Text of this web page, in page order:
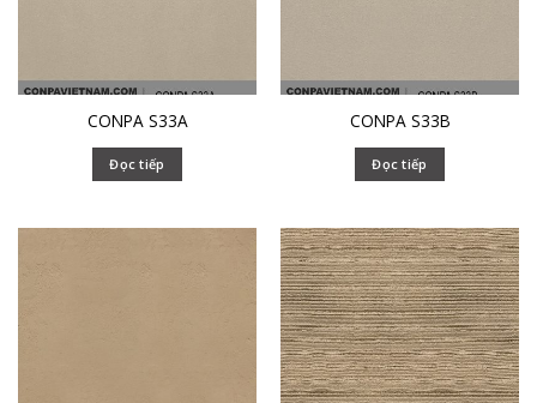
CONPA S33A
Đọc tiếp
CONPA S33B
Đọc tiếp